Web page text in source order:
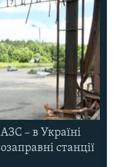
– в Україні
станції